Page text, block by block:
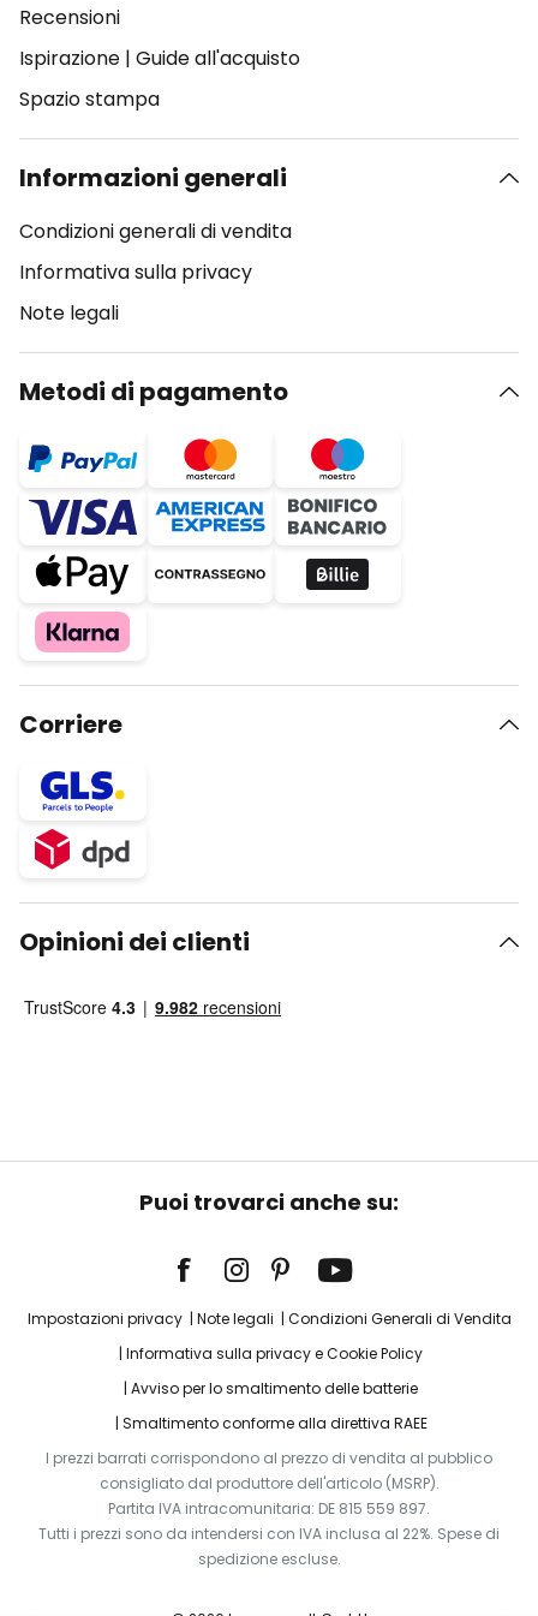
Recensioni
Ispirazione | Guide all'acquisto
Spazio stampa
Informazioni generali
Condizioni generali di vendita
Informativa sulla privacy
Note legali
Metodi di pagamento
Corriere
Opinioni dei clienti
Puoi trovarci anche su:
Impostazioni privacy Note legali
Condizioni Generali di Vendita
Informativa sulla privacy e Cookie Policy
Avviso per lo smaltimento delle batterie
Smaltimento conforme alla direttiva RAEE
I prezzi barrati corrispondono al prezzo di vendita al pubblico
consigliato dal produttore dell'articolo (MSRP).
Partita IVA intracomunitaria: DE 815 559 897.
Tutti i prezzi sono da intendersi con IVA inclusa al 22%. Spese di
spedizione escluse.